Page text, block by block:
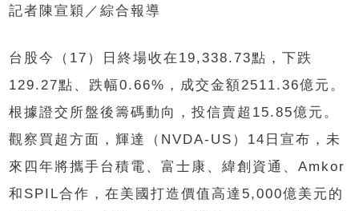
記者陳宣穎／綜合報導
台股今（17）日終場收在19,338.73點，下跌
129.27點、跌幅0.66%，成交金額2511.36億元。
根據證交所盤後籌碼動向，投信賣超15.85億元。
觀察買超方面，輝達（NVDA-US）14日宣布，未
來四年將攜手台積電、富士康、緯創資通、Amkor
和SPIL合作，在美國打造價值高達5,000億美元的